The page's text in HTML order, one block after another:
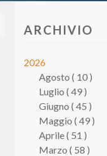
ARCHIVIO
2026
Agosto ( 10 )
Luglio ( 49 )
Giugno ( 45 )
Maggio ( 49 )
Aprile ( 51 )
Marzo ( 58 )